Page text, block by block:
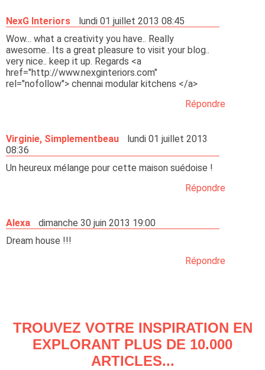
NexG Interiors
lundi 01 juillet 2013 08:45
Wow... what a creativity you have.. Really
awesome.. Its a great pleasure to visit your blog..
very nice.. keep it up. Regards <a
href="http://www.nexginteriors.com"
rel="nofollow"> chennai modular kitchens </a>
Répondre
Virginie, Simplementbeau
lundi 01 juillet 2013
08:36
Un heureux mélange pour cette maison suédoise !
Répondre
Alexa
dimanche 30 juin 2013 19:00
Dream house !!!
Répondre
TROUVEZ VOTRE INSPIRATION EN
EXPLORANT PLUS DE 10.000
ARTICLES...